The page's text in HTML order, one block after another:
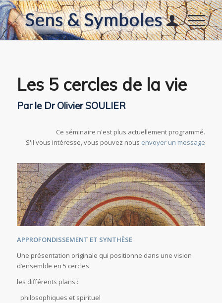
Les 5 cercles de la vie
Par le Dr Olivier SOULIER
Ce séminaire n'est plus actuellement programmé.
S'il vous intéresse, vous pouvez nous envoyer un message
APPROFONDISSEMENT ET SYNTHÈSE
Une présentation originale qui positionne dans une vision
d’ensemble en 5 cercles
les différents plans :
philosophiques et spirituel